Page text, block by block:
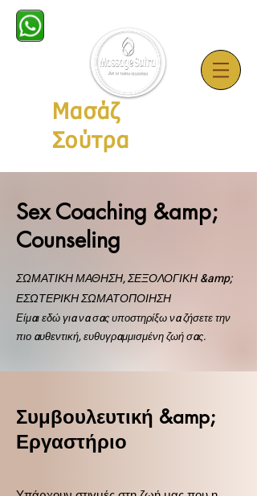
Μασάζ
Σούτρα
Sex Coaching &amp;
Counseling
ΣΩΜΑΤΙΚΗ ΜΑΘΗΣΗ, ΣΕΞΟΛΟΓΙΚΗ &amp;
ΕΣΩΤΕΡΙΚΗ ΣΩΜΑΤΟΠΟΙΗΣΗ
Είμαι εδώ για να σας υποστηρίξω να ζήσετε την
πιο αυθεντική, ευθυγραμμισμένη ζωή σας.
Συμβουλευτική &amp;
Εργαστήριο